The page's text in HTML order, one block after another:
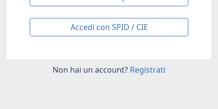
Accedi con SPID / CIE
Non hai un account? Registrati